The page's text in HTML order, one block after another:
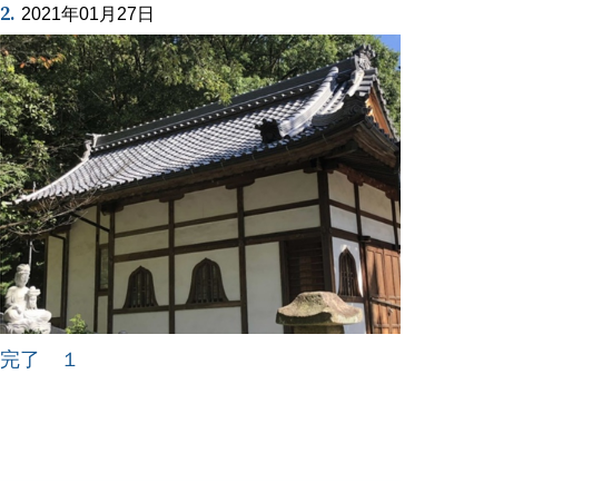
2. 2021年01月27日
完了 １